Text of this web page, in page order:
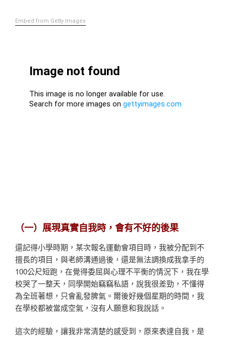
Embed from Getty Images
（一）展現真實自我時，會有不好的後果
還記得小學時期，某次報名運動會項目時，我被分配到不
擅長的項目，與老師溝通過後，還是無法調換成我拿手的
100公尺短跑，在覺得委屈與心理不平衡的情況下，我在學
校哭了一整天，同學開始竊竊私語，說我很差勁，不懂得
為全班著想，只會亂發脾氣。爾後好幾個星期的時間，我
在學校都被當成空氣，沒有人願意和我說話。
這次的經驗，讓我非常清楚的感受到，原來表達自我，是